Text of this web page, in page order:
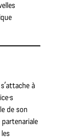
à
de son